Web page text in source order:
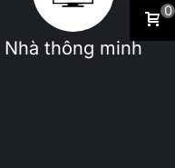
Nhà thông minh
0